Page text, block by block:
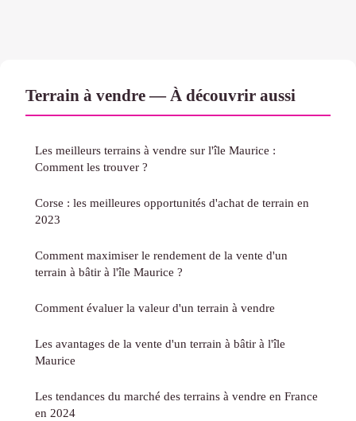
Terrain à vendre — À découvrir aussi
Les meilleurs terrains à vendre sur l'île Maurice :
Comment les trouver ?
Corse : les meilleures opportunités d'achat de terrain en
2023
Comment maximiser le rendement de la vente d'un
terrain à bâtir à l'île Maurice ?
Comment évaluer la valeur d'un terrain à vendre
Les avantages de la vente d'un terrain à bâtir à l'île
Maurice
Les tendances du marché des terrains à vendre en France
en 2024